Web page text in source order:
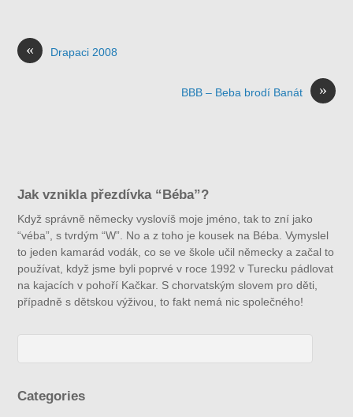
« Drapaci 2008
»
BBB – Beba brodí Banát
Jak vznikla přezdívka “Béba”?
Když správně německy vyslovíš moje jméno, tak to zní jako
“véba”, s tvrdým “W”. No a z toho je kousek na Béba. Vymyslel
to jeden kamarád vodák, co se ve škole učil německy a začal to
používat, když jsme byli poprvé v roce 1992 v Turecku pádlovat
na kajacích v pohoří Kačkar. S chorvatským slovem pro děti,
případně s dětskou výživou, to fakt nemá nic společného!
Categories